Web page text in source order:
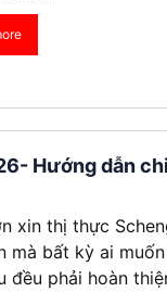
Hướng dẫn
xin thị thực
mà bất kỳ ai
đều phải hoàn